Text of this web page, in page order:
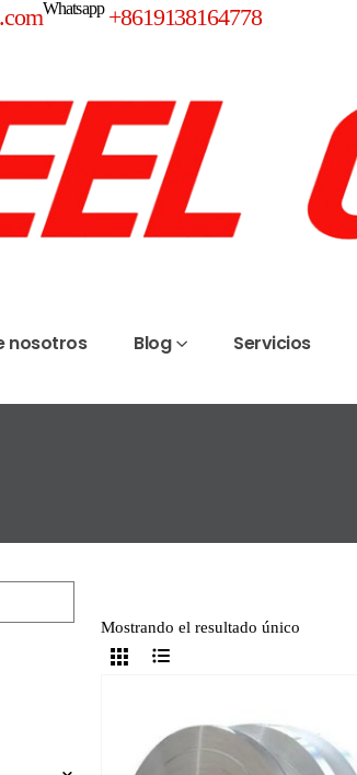
Whatsapp +8619138164778
nosotros Blog Servicios
Mostrando el resultado único